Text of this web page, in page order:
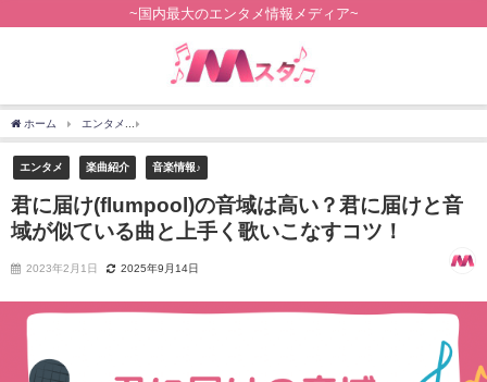
~国内最大のエンタメ情報メディア~
ホーム エンタメ
エンタメ 楽曲紹介 音楽情報♪
君に届け(flumpool)の音域は高い？君に届けと音
域が似ている曲と上手く歌いこなすコツ！
2023年2月1日 2025年9月14日